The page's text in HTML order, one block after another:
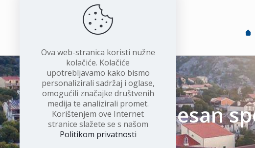
Čudesan
Ova web-stranica koristi nužne
kolačiće. Kolačiće
upotrebljavamo kako bismo
personalizirali sadržaj i oglase,
omogućili značajke društvenih
medija te analizirali promet.
Korištenjem ove Internet
stranice slažete se s našom
Politikom privatnosti